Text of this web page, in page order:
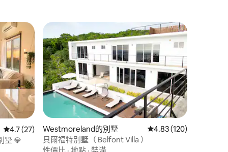
）
從 27 則評價中獲得 4.7 的平均評分（滿分 5 分）
4.7 (27)
墅 💎
Westmoreland的別墅 從 120 則評價中獲得
4.83 (120)
貝爾福特別墅（ Belfont Villa ）